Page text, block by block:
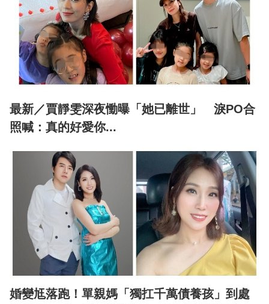
最新／賈靜雯深夜慟曝「她已離世」 淚PO合
照喊：真的好愛你...
婚變尪落跑！單親媽「獨扛千萬債養孩」到處